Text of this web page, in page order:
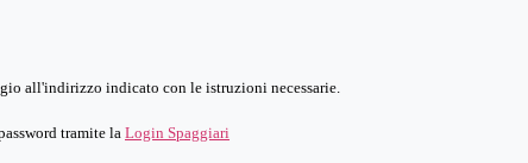
all'indirizzo indicato con le istruzioni necessarie.
tramite la Login Spaggiari